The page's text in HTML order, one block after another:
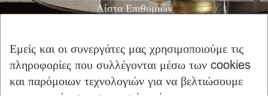
Λίστα Επιθυμιών
Καλάθι Αγορών
Επικοινωνία
ΠΛΗΡΟΦΟΡΙΕΣ
Εμείς και οι συνεργάτες μας χρησιμοποιούμε τις
πληροφορίες που συλλέγονται μέσω των cookies
και παρόμοιων τεχνολογιών για να βελτιώσουμε